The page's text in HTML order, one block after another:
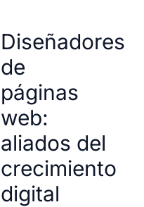
Diseñadores
de
páginas
web:
aliados del
crecimiento
digital